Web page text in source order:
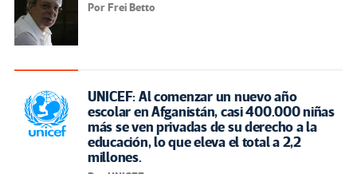
Por Frei Betto
UNICEF: Al comenzar un nuevo año
escolar en Afganistán, casi 400.000 niñas
más se ven privadas de su derecho a la
educación, lo que eleva el total a 2,2
millones.